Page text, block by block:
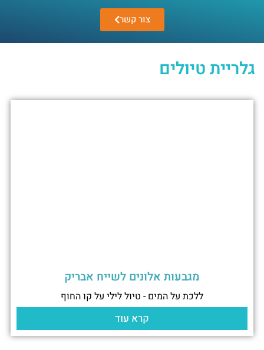
צור קשר
גלריית טיולים
מגבעות אלונים לשייח אבריק
ללכת על המים - טיול לילי על קו החוף
קרא עוד